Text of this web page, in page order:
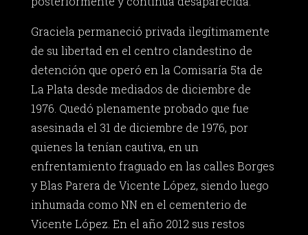
Graciela permaneció privada ilegítimamente
de su libertad en el centro clandestino de
detención que operó en la Comisaría 5ta de
La Plata desde mediados de diciembre de
1976. Quedó plenamente probado que fue
asesinada el 31 de diciembre de 1976, por
quienes la tenían cautiva, en un
enfrentamiento fraguado en las calles Borges
y Blas Parera de Vicente López, siendo luego
inhumada como NN en el cementerio de
Vicente López. En el año 2012 sus restos